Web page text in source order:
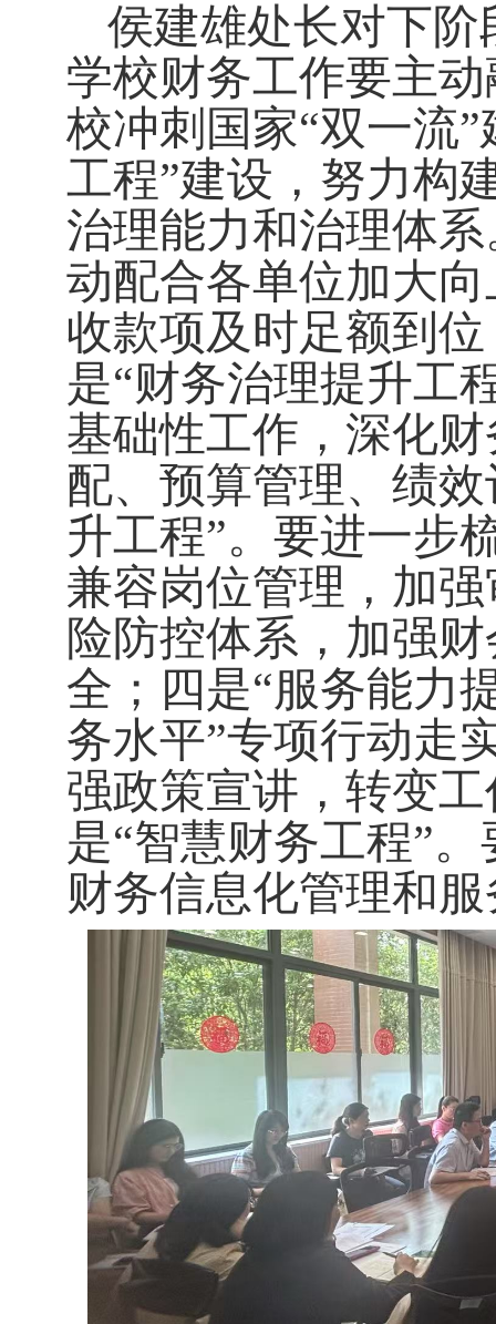
侯建雄处长对下阶
学校财务工作要主
校冲刺国家“双一流”
工程”建设， 努力构
治理能力和治理体系
动配合各单位加大
收款项及时足额到
是“财务治理提升工
基础性工作，深化
配、 预算管理、 绩
升工程”。 要进一步
兼容岗位管理，加强
险防控体系，加强
全；四是“服务能力
务水平”专项行动走
强政策宣讲，转变
是“智慧财务工程”
财务信息化管理和